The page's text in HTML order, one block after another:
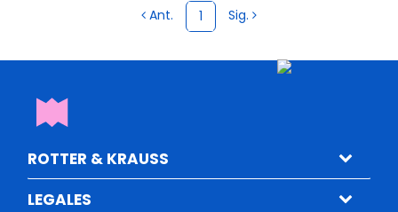
Ant. 1 Sig.
ROTTER & KRAUSS
LEGALES